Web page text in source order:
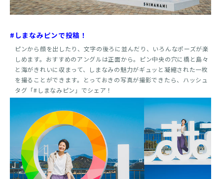
#しまなみピンで投稿！
ピンから顔を出したり、文字の後ろに並んだり、いろんなポーズが楽
しめます。おすすめのアングルは正面から。ピン中央の穴に橋と島々
と海がきれいに収まって、しまなみの魅力がギュッと凝縮された一枚
を撮ることができます。とっておきの写真が撮影できたら、ハッシュ
タグ「#しまなみピン」でシェア！